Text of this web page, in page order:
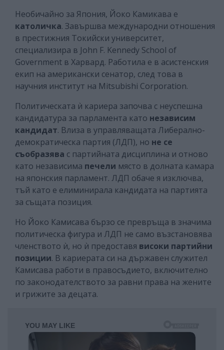
Необичайно за Япония, Йоко Камикава е
католичка. Завършва международни отношения
в престижния Токийски университет,
специализира в John F. Kennedy School of
Government в Харвард. Работила е в асистенския
екип на американски сенатор, след това в
научния институт на Mitsubishi Corporation.
Политическата ѝ кариера започва с неуспешна
кандидатура за парламента като независим
кандидат. Влиза в управляващата Либерално-
демократическа партия (ЛДП), но не се
съобразява с партийната дисциплина и отново
като независима печели място в долната камара
на японския парламент. ЛДП обаче я изключва,
тъй като е елиминирала кандидата на партията
за същата позиция.
Но Йоко Камисава бързо се превръща в значима
политическа фигура и ЛДП не само възстановява
членството ѝ, но ѝ предоставя високи партийни
позиции. В кариерата си на държавен служител
Камисава работи в правосъдието, включително
по законодателството за равни права на жените
и грижите за децата.